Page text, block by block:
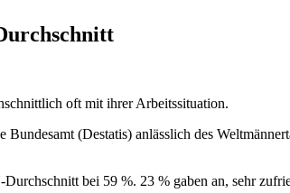
oft mit ihrer Arbeitssituation.
(Destatis) anlässlich des
bei 59 %. 23 % gaben an, sehr